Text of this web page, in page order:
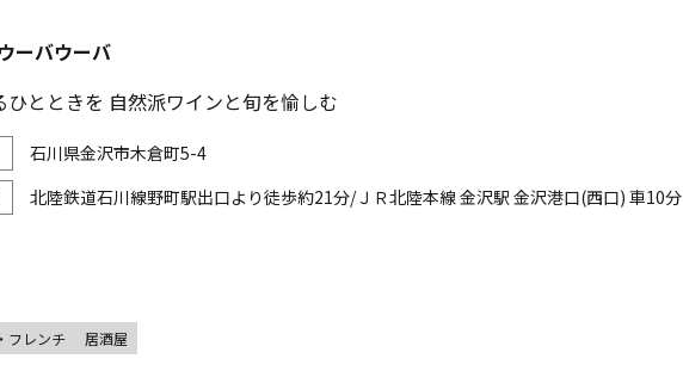
ーバウーバ
ひとときを 自然派ワインと旬を愉しむ
石川県金沢市木倉町5-4
北陸鉄道石川線野町駅出口より徒歩約21分/ＪＲ北陸本線 金沢駅 金沢港口(西口) 車10分
フレンチ 居酒屋